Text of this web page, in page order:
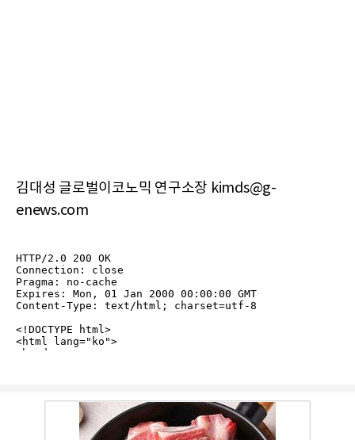
김대성 글로벌이코노믹 연구소장 kimds@g-
enews.com